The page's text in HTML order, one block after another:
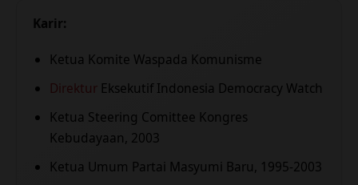
Karir:
Ketua Komite Waspada Komunisme
Direktur Eksekutif Indonesia Democracy Watch
Ketua Steering Comittee Kongres
Kebudayaan, 2003
Ketua Umum Partai Masyumi Baru, 1995-2003